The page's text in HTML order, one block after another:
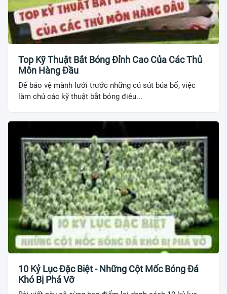
Top Kỹ Thuật Bắt Bóng Đỉnh Cao Của Các Thủ
Môn Hàng Đầu
Để bảo vệ mành lưới trước những cú sút búa bổ, việc
làm chủ các kỹ thuật bắt bóng điêu...
10 Kỷ Lục Đặc Biệt - Những Cột Mốc Bóng Đá
Khó Bị Phá Vỡ